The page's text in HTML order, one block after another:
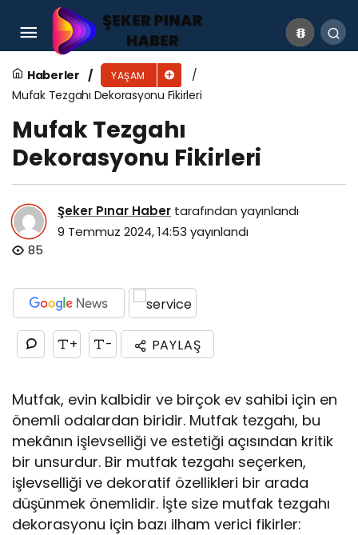
Haberler YAŞAM
Mufak Tezgahı Dekorasyonu Fikirleri
Mufak Tezgahı
Dekorasyonu Fikirleri
Şeker Pınar Haber tarafından yayınlandı
9 Temmuz 2024, 14:53 yayınlandı
85
+ - PAYLAŞ
Mutfak, evin kalbidir ve birçok ev sahibi için en
önemli odalardan biridir. Mutfak tezgahı, bu
mekânın işlevselliği ve estetiği açısından kritik
bir unsurdur. Bir mutfak tezgahı seçerken,
işlevselliği ve dekoratif özellikleri bir arada
düşünmek önemlidir. İşte size mutfak tezgahı
dekorasyonu için bazı ilham verici fikirler:
Jan Mayen Gezilecek Yerler